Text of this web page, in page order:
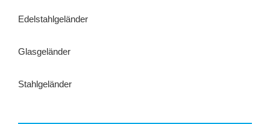
Edelstahlgeländer
Glasgeländer
Stahlgeländer